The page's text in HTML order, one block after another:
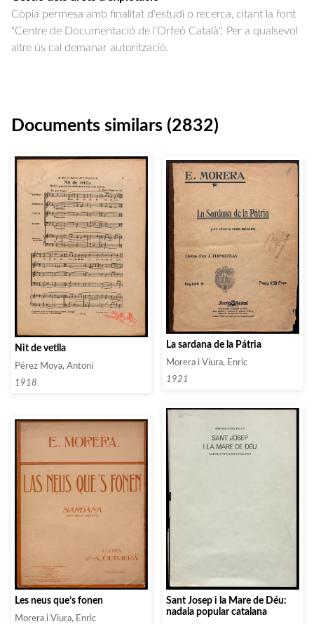
Còpia permesa amb finalitat d'estudi o recerca, citant la font
"Centre de Documentació de l’Orfeó Català". Per a qualsevol
altre ús cal demanar autorització.
Documents similars (2832)
Nit de vetlla
Pérez Moya, Antoni
1918
La sardana de la Pátria
Morera i Viura, Enric
1921
Les neus que’s fonen
Morera i Viura, Enric
Sant Josep i la Mare de Déu:
nadala popular catalana